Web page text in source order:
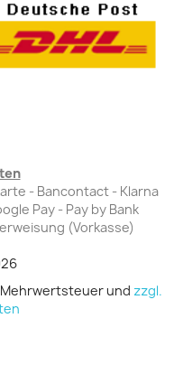
- Bancontact - Klarna
Pay - Pay by Bank
(Vorkasse)
und zzgl.